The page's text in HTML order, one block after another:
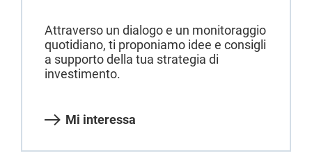
Attraverso un dialogo e un monitoraggio
quotidiano, ti proponiamo idee e consigli
a supporto della tua strategia di
investimento.
Mi interessa